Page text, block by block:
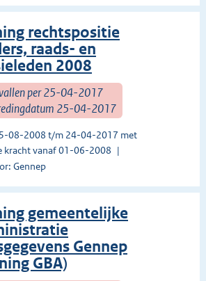
rechtspositie
raads- en
2008
per 25-04-2017
25-04-2017
08-2008 t/m 24-04-2017 met
kracht vanaf 01-06-2008
Gennep
gemeentelijke
Gennep
GBA)